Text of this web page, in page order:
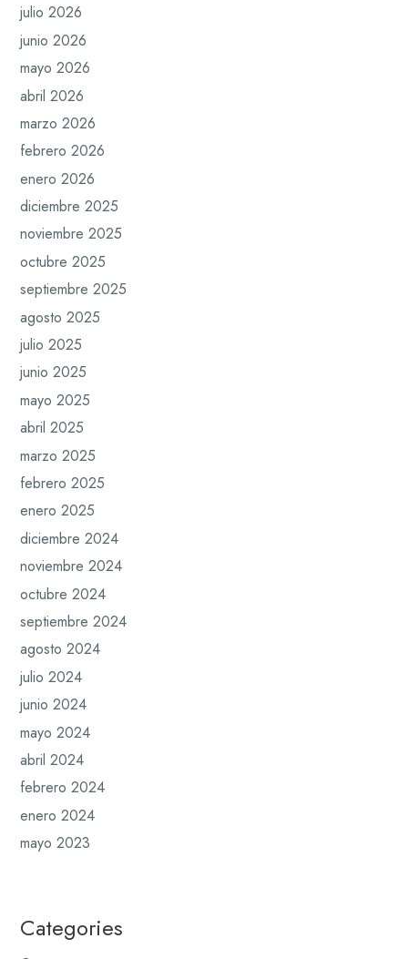
julio 2026
junio 2026
mayo 2026
abril 2026
marzo 2026
febrero 2026
enero 2026
diciembre 2025
noviembre 2025
octubre 2025
septiembre 2025
agosto 2025
julio 2025
junio 2025
mayo 2025
abril 2025
marzo 2025
febrero 2025
enero 2025
diciembre 2024
noviembre 2024
octubre 2024
septiembre 2024
agosto 2024
julio 2024
junio 2024
mayo 2024
abril 2024
febrero 2024
enero 2024
mayo 2023
Categories